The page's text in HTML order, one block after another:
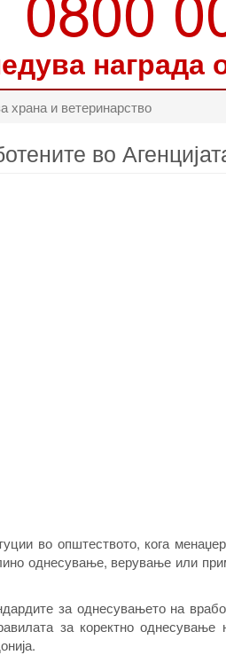
награда
храна и ветеринарство
во
во општеството, кога
однесување, верување или
за однесувањето на
за коректно однесување